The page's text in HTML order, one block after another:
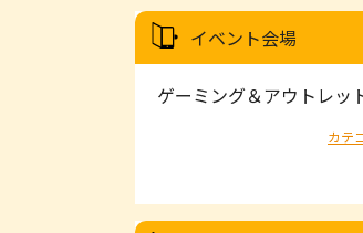
イベント会場
ゲーミング＆アウトレッ
カテ